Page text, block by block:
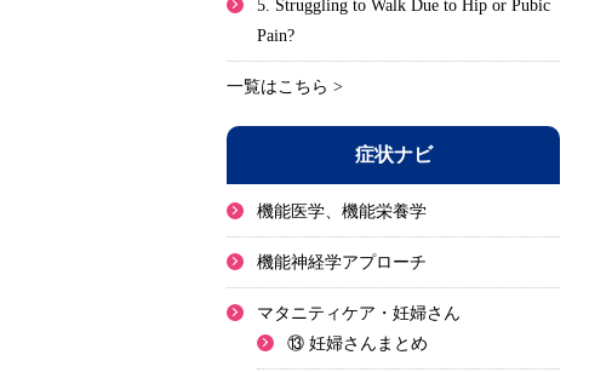
5. Struggling to Walk Due to Hip or Pubic
Pain?
一覧はこちら >
症状ナビ
機能医学、機能栄養学
機能神経学アプローチ
マタニティケア・妊婦さん
⑬ 妊婦さんまとめ